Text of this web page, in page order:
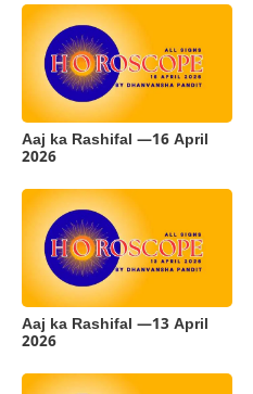
Aaj ka Rashifal —16 April
2026
Aaj ka Rashifal —13 April
2026